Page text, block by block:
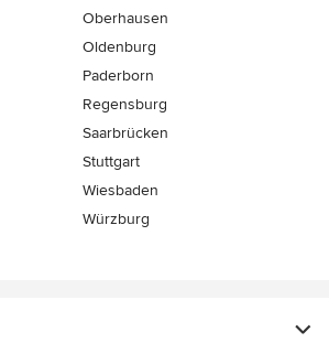
Oberhausen
Oldenburg
Paderborn
Regensburg
Saarbrücken
Stuttgart
Wiesbaden
Würzburg